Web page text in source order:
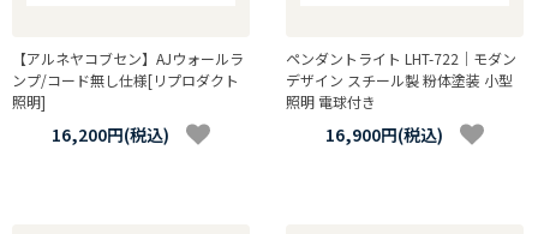
【アルネヤコブセン】AJウォールラ
ンプ/コード無し仕様[リプロダクト
照明]
16,200円(税込)
ペンダントライト LHT-722｜モダン
デザイン スチール製 粉体塗装 小型
照明 電球付き
16,900円(税込)